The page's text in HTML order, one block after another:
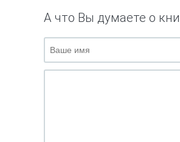
А что Вы думаете о